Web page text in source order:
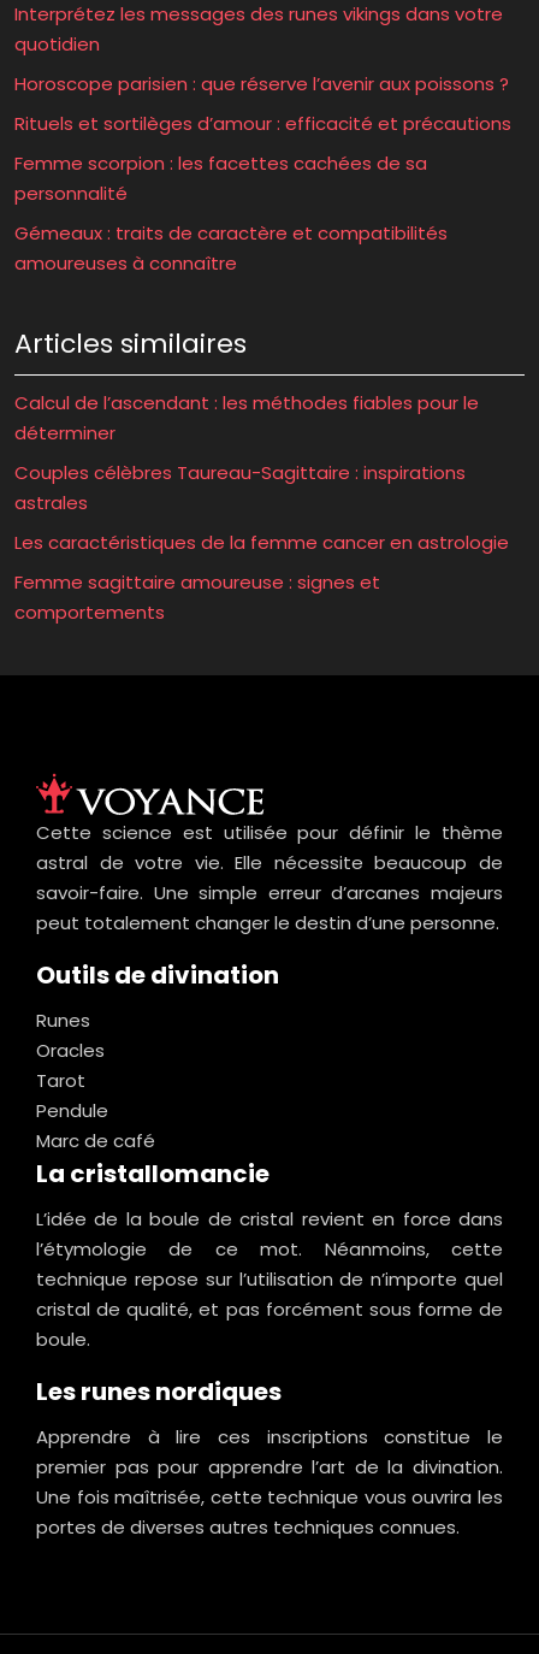
Interprétez les messages des runes vikings dans votre
quotidien
Horoscope parisien : que réserve l’avenir aux poissons ?
Rituels et sortilèges d’amour : efficacité et précautions
Femme scorpion : les facettes cachées de sa
personnalité
Gémeaux : traits de caractère et compatibilités
amoureuses à connaître
Articles similaires
Calcul de l’ascendant : les méthodes fiables pour le
déterminer
Couples célèbres Taureau-Sagittaire : inspirations
astrales
Les caractéristiques de la femme cancer en astrologie
Femme sagittaire amoureuse : signes et
comportements
Cette science est utilisée pour définir le thème
astral de votre vie. Elle nécessite beaucoup de
savoir-faire. Une simple erreur d’arcanes majeurs
peut totalement changer le destin d’une personne.
Outils de divination
Runes
Oracles
Tarot
Pendule
Marc de café
La cristallomancie
L’idée de la boule de cristal revient en force dans
l’étymologie de ce mot. Néanmoins, cette
technique repose sur l’utilisation de n’importe quel
cristal de qualité, et pas forcément sous forme de
boule.
Les runes nordiques
Apprendre à lire ces inscriptions constitue le
premier pas pour apprendre l’art de la divination.
Une fois maîtrisée, cette technique vous ouvrira les
portes de diverses autres techniques connues.